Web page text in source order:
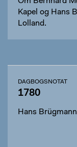
Kapel og Hans
Lolland.
DAGBOGSNOTAT
1780
Hans